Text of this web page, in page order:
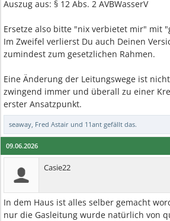
Auszug aus: § 12 Abs. 2 AVBWasserV
Ersetze also bitte "nix verbietet mir" mit
Im Zweifel verlierst Du auch Deinen
zumindest zum gesetzlichen Rahmen.
Eine Änderung der Leitungswege ist
zwingend immer und überall zu einer
erster Ansatzpunkt.
seaway, Fred Astair und 11ant gefällt das.
09.06.2026
Casie22
In dem Haus ist alles selber gemacht
nur die Gasleitung wurde natürlich von